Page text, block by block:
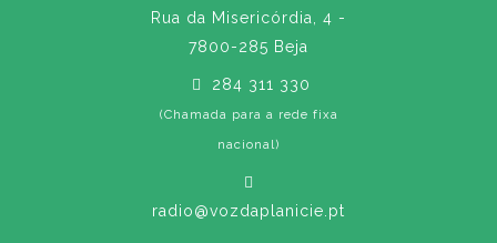
Rua da Misericórdia, 4 -
7800-285 Beja
284 311 330
(Chamada para a rede fixa
nacional)
radio@vozdaplanicie.pt